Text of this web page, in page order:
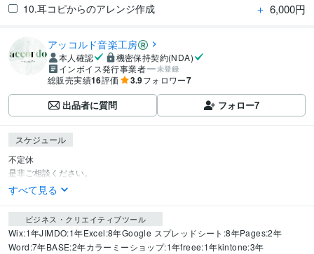
10.耳コピからのアレンジ作成 ＋ 6,000円
アッコルド音楽工房
本人確認
機密保持契約(NDA)
インボイス発行事業者
未登録
総販売実績16評価 3.9フォロワー7
出品者に質問 フォロー7
スケジュール
不定休
是非ご相談ください。
すべて見る
ビジネス・クリエイティブツール
Wix:1年JIMDO:1年Excel:8年Google スプレッドシート:8年Pages:2年
Word:7年BASE:2年カラーミーショップ:1年freee:1年kintone:3年